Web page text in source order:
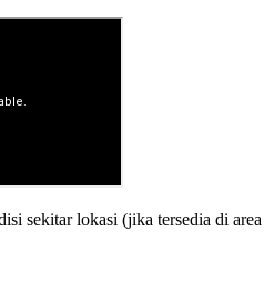
sekitar lokasi (jika tersedia di area